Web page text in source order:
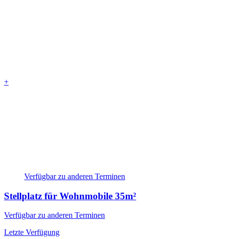
+
Verfügbar zu anderen Terminen
Stellplatz für Wohnmobile 35m²
Verfügbar zu anderen Terminen
Letzte Verfügung